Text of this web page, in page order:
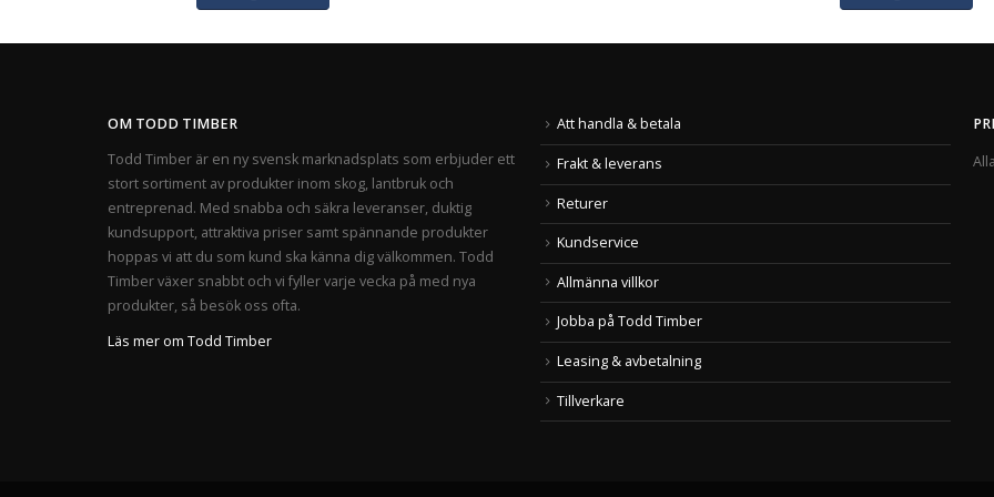
OM TODD TIMBER
Todd Timber är en ny svensk marknadsplats som erbjuder ett
stort sortiment av produkter inom skog, lantbruk och
entreprenad. Med snabba och säkra leveranser, duktig
kundsupport, attraktiva priser samt spännande produkter
hoppas vi att du som kund ska känna dig välkommen. Todd
Timber växer snabbt och vi fyller varje vecka på med nya
produkter, så besök oss ofta.
Läs mer om Todd Timber
Att handla & betala
Frakt & leverans
Returer
Kundservice
Allmänna villkor
Jobba på Todd Timber
Leasing & avbetalning
Tillverkare